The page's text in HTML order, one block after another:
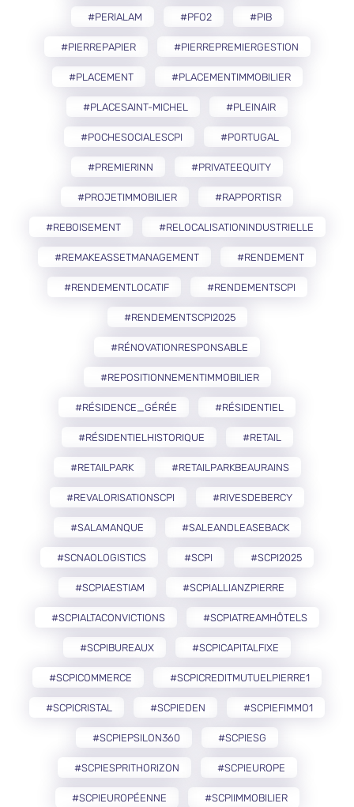
#PERIALAM #PFO2 #PIB
#PIERREPAPIER #PIERREPREMIERGESTION
#PLACEMENT #PLACEMENTIMMOBILIER
#PLACESAINT-MICHEL #PLEINAIR
#POCHESOCIALESCPI #PORTUGAL
#PREMIERINN #PRIVATEEQUITY
#PROJETIMMOBILIER #RAPPORTISR
#REBOISEMENT #RELOCALISATIONINDUSTRIELLE
#REMAKEASSETMANAGEMENT #RENDEMENT
#RENDEMENTLOCATIF #RENDEMENTSCPI
#RENDEMENTSCPI2025
#RÉNOVATIONRESPONSABLE
#REPOSITIONNEMENTIMMOBILIER
#RÉSIDENCE_GÉRÉE #RÉSIDENTIEL
#RÉSIDENTIELHISTORIQUE #RETAIL
#RETAILPARK #RETAILPARKBEAURAINS
#REVALORISATIONSCPI #RIVESDEBERCY
#SALAMANQUE #SALEANDLEASEBACK
#SCNAOLOGISTICS #SCPI #SCPI2025
#SCPIAESTIAM #SCPIALLIANZPIERRE
#SCPIALTACONVICTIONS #SCPIATREAMHÔTELS
#SCPIBUREAUX #SCPICAPITALFIXE
#SCPICOMMERCE #SCPICREDITMUTUELPIERRE1
#SCPICRISTAL #SCPIEDEN #SCPIEFIMMO1
#SCPIEPSILON360 #SCPIESG
#SCPIESPRITHORIZON #SCPIEUROPE
#SCPIEUROPÉENNE #SCPIIMMOBILIER